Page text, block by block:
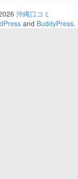
沖縄口コミ
and BuddyPress.